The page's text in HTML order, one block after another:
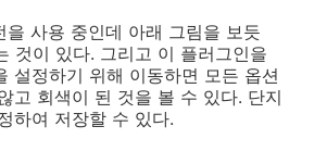
을 사용 중인데 아래 그림을 보듯
것이 있다. 그리고 이 플러그인을
설정하기 위해 이동하면 모든 옵션
고 회색이 된 것을 볼 수 있다. 단지
하여 저장할 수 있다.